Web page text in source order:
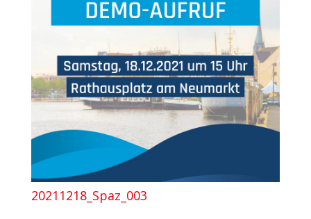
20211218_Spaz_003